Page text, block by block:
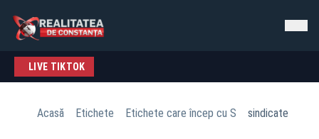
LIVE TIKTOK
Acasă Etichete Etichete care încep cu S sindicate